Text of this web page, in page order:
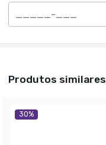
Produtos similares
30%